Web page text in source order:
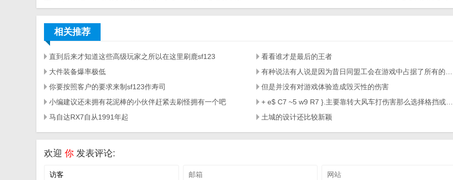
相关推荐
直到后来才知道这些高级玩家之所以在这里刷鹿sf123
看看谁才是最后的王者
大件装备爆率极低
你要按照客户的要求来制sf123作寿司
但是并没有对游戏体验造成毁灭性的伤害
小编建议还未拥有花泥棒的小伙伴赶紧去刷怪拥有一个吧
+ e$ C7 ~5 w9 R7 }.主要靠转大风车打伤害那么选择格挡或者D回50怒气不错
马自达RX7自从1991年起
土城的设计还比较新颖
欢迎 你 发表评论: